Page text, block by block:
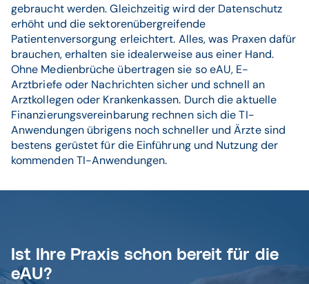
gebraucht werden. Gleichzeitig wird der Datenschutz
erhöht und die sektorenübergreifende
Patientenversorgung erleichtert. Alles, was Praxen dafür
brauchen, erhalten sie idealerweise aus einer Hand.
Ohne Medienbrüche übertragen sie so eAU, E-
Arztbriefe oder Nachrichten sicher und schnell an
Arztkollegen oder Krankenkassen. Durch die aktuelle
Finanzierungsvereinbarung rechnen sich die TI-
Anwendungen übrigens noch schneller und Ärzte sind
bestens gerüstet für die Einführung und Nutzung der
kommenden TI-Anwendungen.
Ist Ihre Praxis schon bereit für die
eAU?